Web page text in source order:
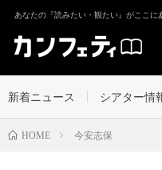
あなたの『読みたい・観たい』がここに
新着ニュース シアター情
HOME 今安志保